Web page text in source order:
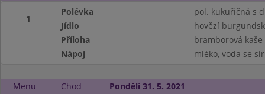
1
Polévka
pol. kukuřičná s
Jídlo
hovězí
Příloha
bramborová kaše
Nápoj
mléko, voda se
Menu Chod
Pondělí 31. 5. 2021